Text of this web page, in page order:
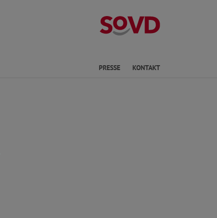
Kreisverband
PRESSE KONTAKT